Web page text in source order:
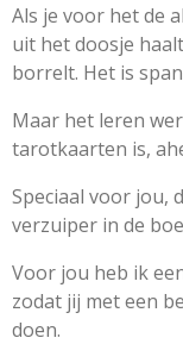
Als je voor het de
uit het doosje
borrelt. Het is
Maar het leren
tarotkaarten is,
Speciaal voor jou,
verzuiper in de
Voor jou heb ik
zodat jij met een
doen.